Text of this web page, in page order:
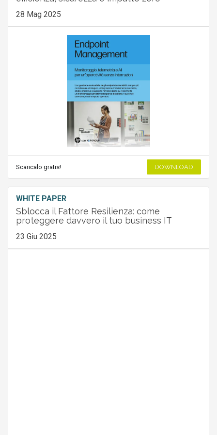
28 Mag 2025
Scaricalo gratis! DOWNLOAD
WHITE PAPER
Sblocca il Fattore Resilienza: come
proteggere davvero il tuo business IT
23 Giu 2025